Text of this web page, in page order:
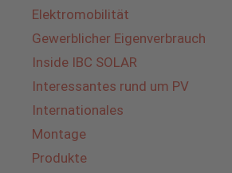
Elektromobilität
Gewerblicher Eigenverbrauch
Inside IBC SOLAR
Interessantes rund um PV
Internationales
Montage
Produkte